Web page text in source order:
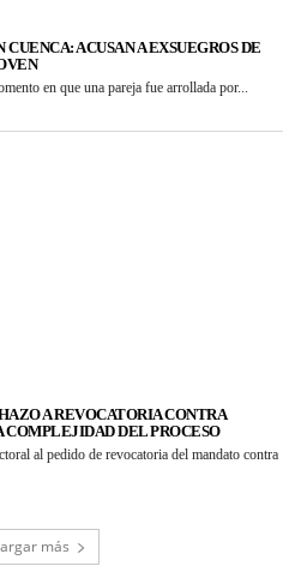
ACUSAN A EXSUEGROS DE
en que una pareja fue arrollada por...
A REVOCATORIA CONTRA
DEL PROCESO
al pedido de revocatoria del mandato contra
más